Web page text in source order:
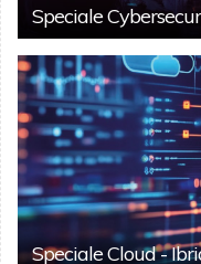
Speciale
Speciale Cloud -